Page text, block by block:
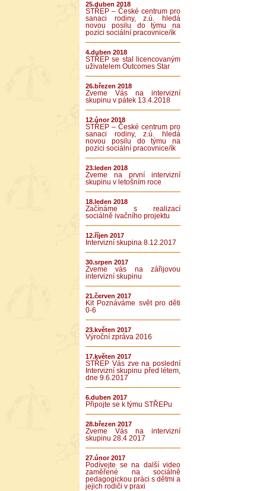
25.duben 2018
STŘEP – České centrum pro
sanaci rodiny, z.ú. hledá
novou posilu do týmu na
pozici sociální pracovnice/ík
4.duben 2018
STŘEP se stal licencovaným
uživatelem Outcomes Star
26.březen 2018
Zveme Vás na intervizní
skupinu v pátek 13.4.2018
12.únor 2018
STŘEP – České centrum pro
sanaci rodiny, z.ú. hledá
novou posilu do týmu na
pozici sociální pracovnice/ík
23.leden 2018
Zveme na první intervizní
skupinu v letošním roce
18.leden 2018
Začínáme s realizací
sociálně ivačního projektu
12.říjen 2017
Intervizní skupina 8.12.2017
30.srpen 2017
Zveme vás na zářijovou
intervizní skupinu
21.červen 2017
Kit Poznáváme svět pro děti
0-6
23.květen 2017
Výroční zpráva 2016
17.květen 2017
STŘEP Vás zve na poslední
Intervizní skupinu před létem,
dne 9.6.2017
6.duben 2017
Připojte se k týmu STŘEPu
28.březen 2017
Zveme Vás na intervizní
skupinu 28.4 2017
27.únor 2017
Podívejte se na další video
zaměřené na sociálně
pedagogickou práci s dětmi a
jejich rodiči v praxi